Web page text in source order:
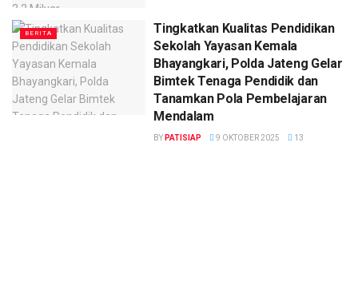
BERITA
Tingkatkan Kualitas Pendidikan
Sekolah Yayasan Kemala
Bhayangkari, Polda Jateng Gelar
Bimtek Tenaga Pendidik dan
Tanamkan Pola Pembelajaran
Mendalam
BY PATISIAP 9 OKTOBER 2025 13